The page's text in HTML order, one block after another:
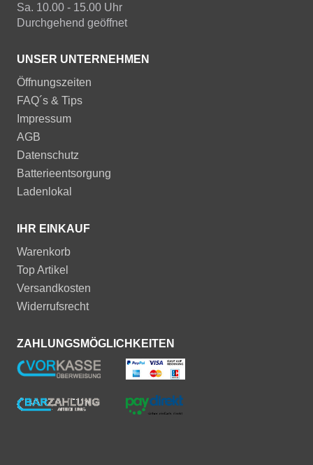
Sa. 10.00 - 15.00 Uhr
Durchgehend geöffnet
UNSER UNTERNEHMEN
Öffnungszeiten
FAQ´s & Tips
Impressum
AGB
Datenschutz
Batterieentsorgung
Ladenlokal
IHR EINKAUF
Warenkorb
Top Artikel
Versandkosten
Widerrufsrecht
ZAHLUNGSMÖGLICHKEITEN